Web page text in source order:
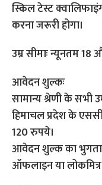
स्किल टेस्ट
करना जरूरी होगा।
उम्र सीमाः न्यूनतम
आवेदन शुल्कः
सामान्य श्रेणी के सभी
हिमाचल प्रदेश के
120 रुपये।
आवेदन शुल्क का
ऑफलाइन या